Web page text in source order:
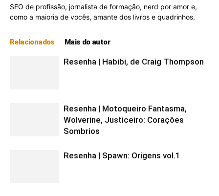
DComposição Vol. 02 : Duros de Matar | Editora Panini Comics (2021)
SEO de profissão, jornalista de formação, nerd por amor e,
como a maioria de vocês, amante dos livros e quadrinhos.
Relacionados Mais do autor
Resenha | Habibi, de Craig Thompson
Resenha | Motoqueiro Fantasma,
Wolverine, Justiceiro: Corações
Sombrios
Resenha | Spawn: Origens vol.1